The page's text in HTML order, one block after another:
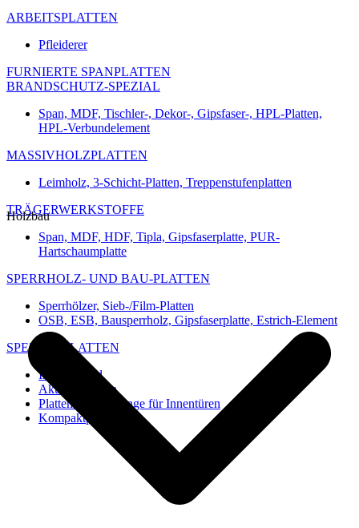
ARBEITSPLATTEN
Pfleiderer
FURNIERTE SPANPLATTEN
BRANDSCHUTZ-SPEZIAL
Span, MDF, Tischler-, Dekor-, Gipsfaser-, HPL-Platten,
HPL-Verbundelement
MASSIVHOLZPLATTEN
Leimholz, 3-Schicht-Platten, Treppenstufenplatten
TRÄGERWERKSTOFFE
Span, MDF, HDF, Tipla, Gipsfaserplatte, PUR-
Hartschaumplatte
SPERRHOLZ- UND BAU-PLATTEN
Sperrhölzer, Sieb-/Film-Platten
OSB, ESB, Bausperrholz, Gipsfaserplatte, Estrich-Element
SPEZIAL-PLATTEN
Imi-Verbund
Akustik-Platten
Platten und Rohlinge für Innentüren
Kompaktplatten
Holzbau